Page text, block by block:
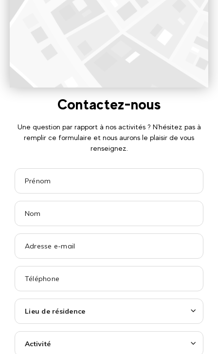
Voir sur Google Maps
Elpro Skimium Plagne Soleil
Voir sur Google Maps
Contactez-nous
Une question par rapport à nos activités ? N'hésitez pas à
remplir ce formulaire et nous aurons le plaisir de vous
renseignez.
Lieu de résidence
Activité